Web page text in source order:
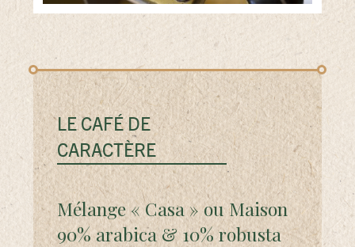
LE CAFÉ DE
CARACTÈRE
Mélange « Casa » ou Maison
90% arabica & 10% robusta